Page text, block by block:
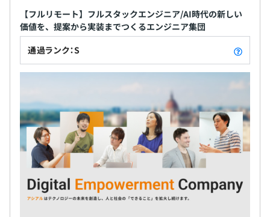
◆ひとつのプロジェクトは、自分でも書きながらスケジュ
ール管理も得意なエンジニアが複数名いるので、そのうち
の一人がリーダーとなり、そのほかにエンジニアが3名ほ
ど、デザイナ1～2名加わり、合わせて5～6名程度の体制
◆エンジニアは基本１つのプロジェクトに集中して開発し
ます。スケジュール管理などが得意でリーダーを担う役割
のエンジニアは、複数のプロジェクトを並行して担当しま
す。
◆プロジェクトのアサインは、本人の希望、その時の各人
のスケジュールにより決定ます。
【フルリモート】フルスタックエンジニア/AI時代の新しい
価値を、提案から実装までつくるエンジニア集団
通過ランク：S